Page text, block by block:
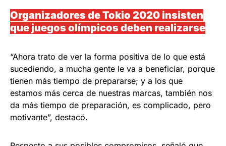
Organizadores de Tokio 2020 insisten
que juegos olímpicos deben realizarse
“Ahora trato de ver la forma positiva de lo que está
sucediendo, a mucha gente le va a beneficiar, porque
tienen más tiempo de prepararse; y a los que
estamos más cerca de nuestras marcas, también nos
da más tiempo de preparación, es complicado, pero
motivante”, destacó.